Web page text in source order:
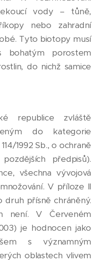
vody – tůně,
nebo zahradní
Tyto biotopy musí
porostem
do nichž samice
republice zvláště
do kategorie
1992 Sb., o ochraně
předpisů).
všechna vývojová
V příloze II
přísně chráněný.
není. V Červeném
je hodnocen jako
s významným
oblastech vlivem